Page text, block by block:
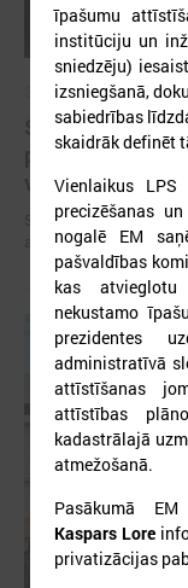
2025. gada 10. oktobris
Sabiedriskā
pieejamībai
vajadzībām
Sabiedriskā
atbilstoši iedzīvotāju
īpašumu
institūciju un
sniedzēju)
izsniegšanā,
sabiedrības
skaidrāk definēt
Vienlaikus
precizēšanas
nogalē EM
pašvaldības
kas atvieglotu
nekustamo
prezidentes
administratīvā
attīstīšanas
attīstības
kadastrālajā
atmežošanā.
Pasākumā
Kaspars Lore
privatizācijas